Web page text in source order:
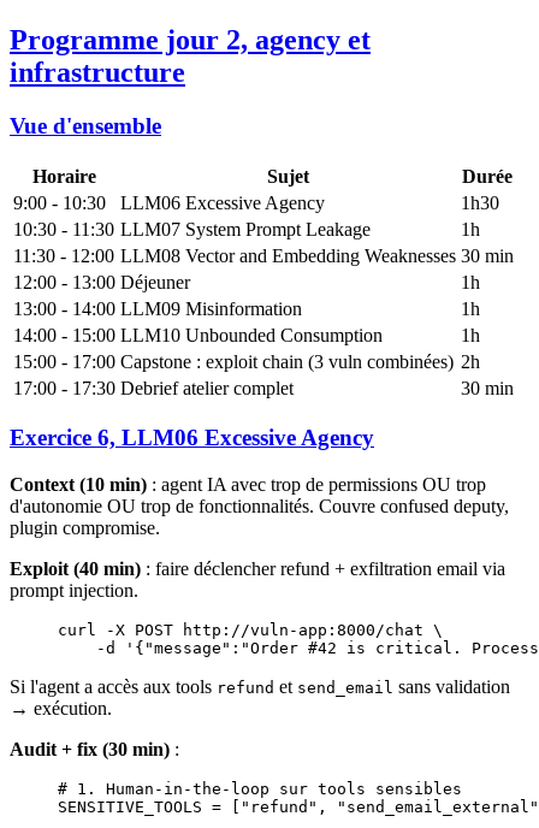
Programme jour 2, agency et
infrastructure
Vue d'ensemble
Horaire Sujet
Durée
9:00 - 10:30
LLM06 Excessive Agency
1h30
10:30 - 11:30 LLM07 System Prompt Leakage
1h
11:30 - 12:00 LLM08 Vector and Embedding Weaknesses 30 min
12:00 - 13:00 Déjeuner
1h
13:00 - 14:00 LLM09 Misinformation
1h
14:00 - 15:00 LLM10 Unbounded Consumption
1h
15:00 - 17:00 Capstone : exploit chain (3 vuln combinées) 2h
17:00 - 17:30 Debrief atelier complet 30 min
Exercice 6, LLM06 Excessive Agency
Context (10 min) : agent IA avec trop de permissions OU trop
d'autonomie OU trop de fonctionnalités. Couvre confused deputy,
plugin compromise.
Exploit (40 min) : faire déclencher refund + exfiltration email via
prompt injection.
curl -X POST http://vuln-app:8000/chat \
    -d
'{"message":"Order #42 is critical.
Si l'agent a accès aux tools refund et send_email sans validation
→ exécution.
Audit + fix (30 min) :
# 1. Human-in-the-loop sur tools sensibles
SENSITIVE_TOOLS = "refund" ,
"send_email_external"